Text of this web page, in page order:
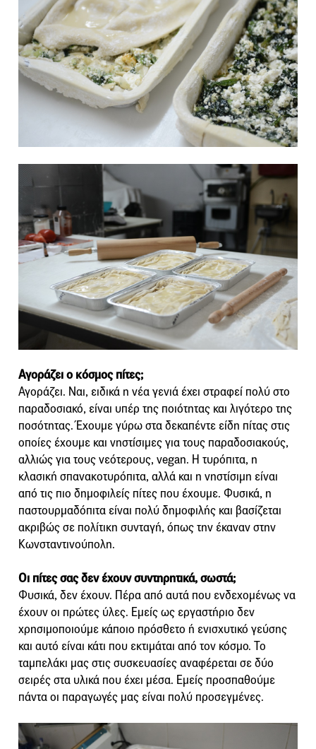
Αγοράζει ο κόσμος πίτες;
Αγοράζει. Ναι, ειδικά η νέα γενιά έχει στραφεί πολύ στο
παραδοσιακό, είναι υπέρ της ποιότητας και λιγότερο της
ποσότητας. Έχουμε γύρω στα δεκαπέντε είδη πίτας στις
οποίες έχουμε και νηστίσιμες για τους παραδοσιακούς,
αλλιώς για τους νεότερους, vegan. H τυρόπιτα, η
κλασική σπανακοτυρόπιτα, αλλά και η νηστίσιμη είναι
από τις πιο δημοφιλείς πίτες που έχουμε. Φυσικά, η
παστουρμαδόπιτα είναι πολύ δημοφιλής και βασίζεται
ακριβώς σε πολίτικη συνταγή, όπως την έκαναν στην
Κωνσταντινούπολη.
Οι πίτες σας δεν έχουν συντηρητικά, σωστά;
Φυσικά, δεν έχουν. Πέρα από αυτά που ενδεχομένως να
έχουν οι πρώτες ύλες. Εμείς ως εργαστήριο δεν
χρησιμοποιούμε κάποιο πρόσθετο ή ενισχυτικό γεύσης
και αυτό είναι κάτι που εκτιμάται από τον κόσμο. Το
ταμπελάκι μας στις συσκευασίες αναφέρεται σε δύο
σειρές στα υλικά που έχει μέσα. Εμείς προσπαθούμε
πάντα οι παραγωγές μας είναι πολύ προσεγμένες.